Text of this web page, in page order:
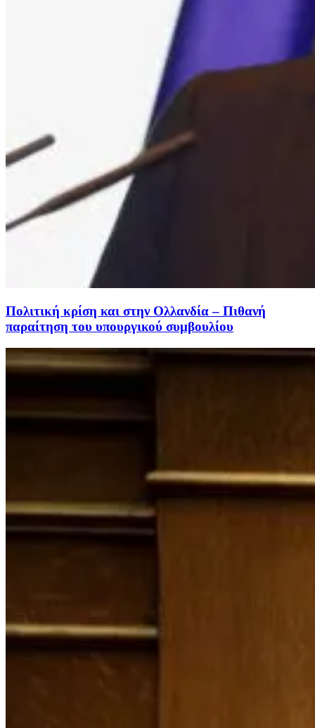
Πολιτική κρίση και στην Ολλανδία – Πιθανή
παραίτηση του υπουργικού συμβουλίου